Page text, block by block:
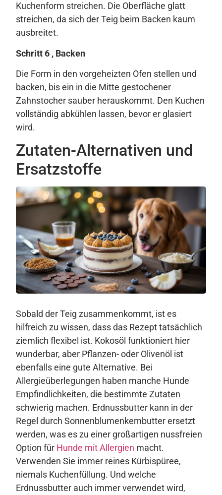
Kuchenform streichen. Die Oberfläche glatt
streichen, da sich der Teig beim Backen kaum
ausbreitet.
Schritt 6 , Backen
Die Form in den vorgeheizten Ofen stellen und
backen, bis ein in die Mitte gestochener
Zahnstocher sauber herauskommt. Den Kuchen
vollständig abkühlen lassen, bevor er glasiert
wird.
Zutaten-Alternativen und
Ersatzstoffe
Sobald der Teig zusammenkommt, ist es
hilfreich zu wissen, dass das Rezept tatsächlich
ziemlich flexibel ist. Kokosöl funktioniert hier
wunderbar, aber Pflanzen- oder Olivenöl ist
ebenfalls eine gute Alternative. Bei
Allergieüberlegungen haben manche Hunde
Empfindlichkeiten, die bestimmte Zutaten
schwierig machen. Erdnussbutter kann in der
Regel durch Sonnenblumenkernbutter ersetzt
werden, was es zu einer großartigen nussfreien
Option für Hunde mit Allergien macht.
Verwenden Sie immer reines Kürbispüree,
niemals Kuchenfüllung. Und welche
Erdnussbutter auch immer verwendet wird,